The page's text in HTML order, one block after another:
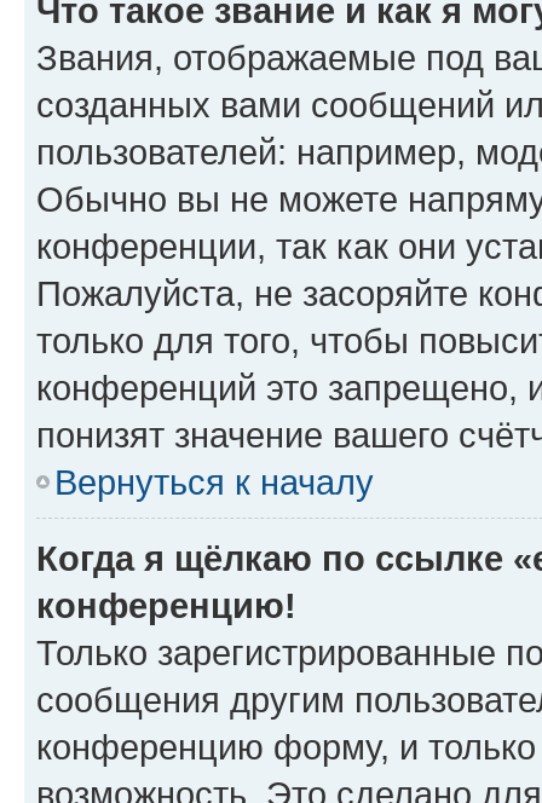
Что такое звание и как я
Звания, отображаемые под
созданных вами сообщений
пользователей: например,
Обычно вы не можете
конференции, так как они
Пожалуйста, не засоряйте
только для того, чтобы
конференций это запрещено,
понизят значение вашего
Вернуться к началу
Когда я щёлкаю по ссылке
конференцию!
Только зарегистрированные
сообщения другим
конференцию форму, и
возможность. Это сделано